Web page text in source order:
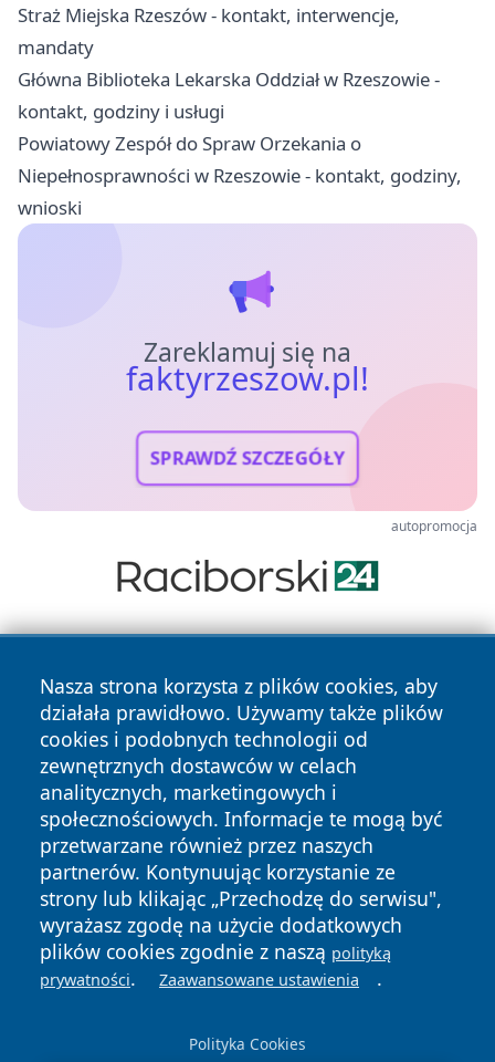
Straż Miejska Rzeszów - kontakt, interwencje,
mandaty
Główna Biblioteka Lekarska Oddział w Rzeszowie -
kontakt, godziny i usługi
Powiatowy Zespół do Spraw Orzekania o
Niepełnosprawności w Rzeszowie - kontakt, godziny,
wnioski
Zareklamuj się na
faktyrzeszow.pl!
SPRAWDŹ SZCZEGÓŁY
autopromocja
Nasza strona korzysta z plików cookies, aby
działała prawidłowo. Używamy także plików
cookies i podobnych technologii od
zewnętrznych dostawców w celach
analitycznych, marketingowych i
społecznościowych. Informacje te mogą być
przetwarzane również przez naszych
partnerów. Kontynuując korzystanie ze
strony lub klikając „Przechodzę do serwisu",
wyrażasz zgodę na użycie dodatkowych
plików cookies zgodnie z naszą polityką
prywatności. Zaawansowane ustawienia .
Polityka Cookies
Copyright © 2026 faktyrzeszow.pl Wszystkie prawa
zastrzeżone.
News Autorzy
Polityka
Prywatności
Polityka
Cookies